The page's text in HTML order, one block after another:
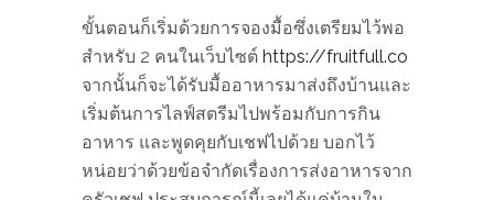
ขั้นตอนก็เริ่มด้วยการจองมื้อซึ่งเตรียมไว้พอ
สำหรับ 2 คนในเว็บไซต์ https://fruitfull.co
จากนั้นก็จะได้รับมื้ออาหารมาส่งถึงบ้านและ
เริ่มต้นการไลฟ์สตรีมไปพร้อมกับการกิน
อาหาร และพูดคุยกับเชฟไปด้วย บอกไว้
หน่อยว่าด้วยข้อจำกัดเรื่องการส่งอาหารจาก